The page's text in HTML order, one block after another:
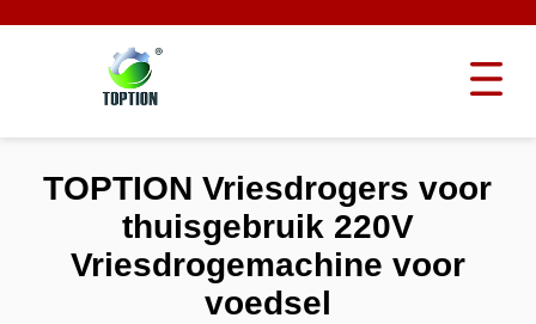
TOPTION Vriesdrogers voor
thuisgebruik 220V
Vriesdrogemachine voor
voedsel